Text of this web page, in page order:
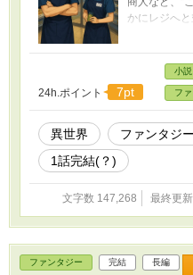
かにレジへ
藤レンは、
いりますか
か？」——そ
ない日常業務
ントカード
こか訳ありで
たち。 そし
ささやかで温
今夜は、ど
う？ ※異世
似て非なる
24h.ポイント 7pt
小説
フ
異世界 ファンタジー
1話完結(？)
文字数 147,268 最終更
ファンタジー 完結 長編